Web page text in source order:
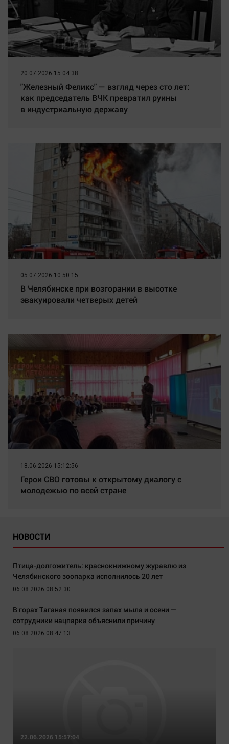
20.07.2026 15:04:38
"Железный Феликс" — взгляд через сто лет:
как председатель ВЧК превратил руины
в индустриальную державу
05.07.2026 10:50:15
В Челябинске при возгорании в высотке
эвакуировали четверых детей
18.06.2026 15:12:56
Герои СВО готовы к открытому диалогу с
молодежью по всей стране
НОВОСТИ
Птица-долгожитель: краснокнижному журавлю из
Челябинского зоопарка исполнилось 20 лет
06.08.2026 08:52:30
В горах Таганая появился запах мыла и осени —
сотрудники нацпарка объяснили причину
06.08.2026 08:47:13
22.06.2026 15:57:04